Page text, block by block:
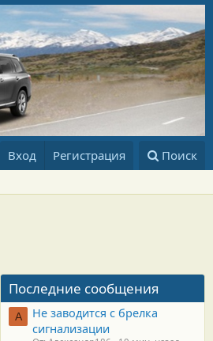
Вход Регистрация Поиск
Последние сообщения
А
Не заводится с брелка
сигнализации